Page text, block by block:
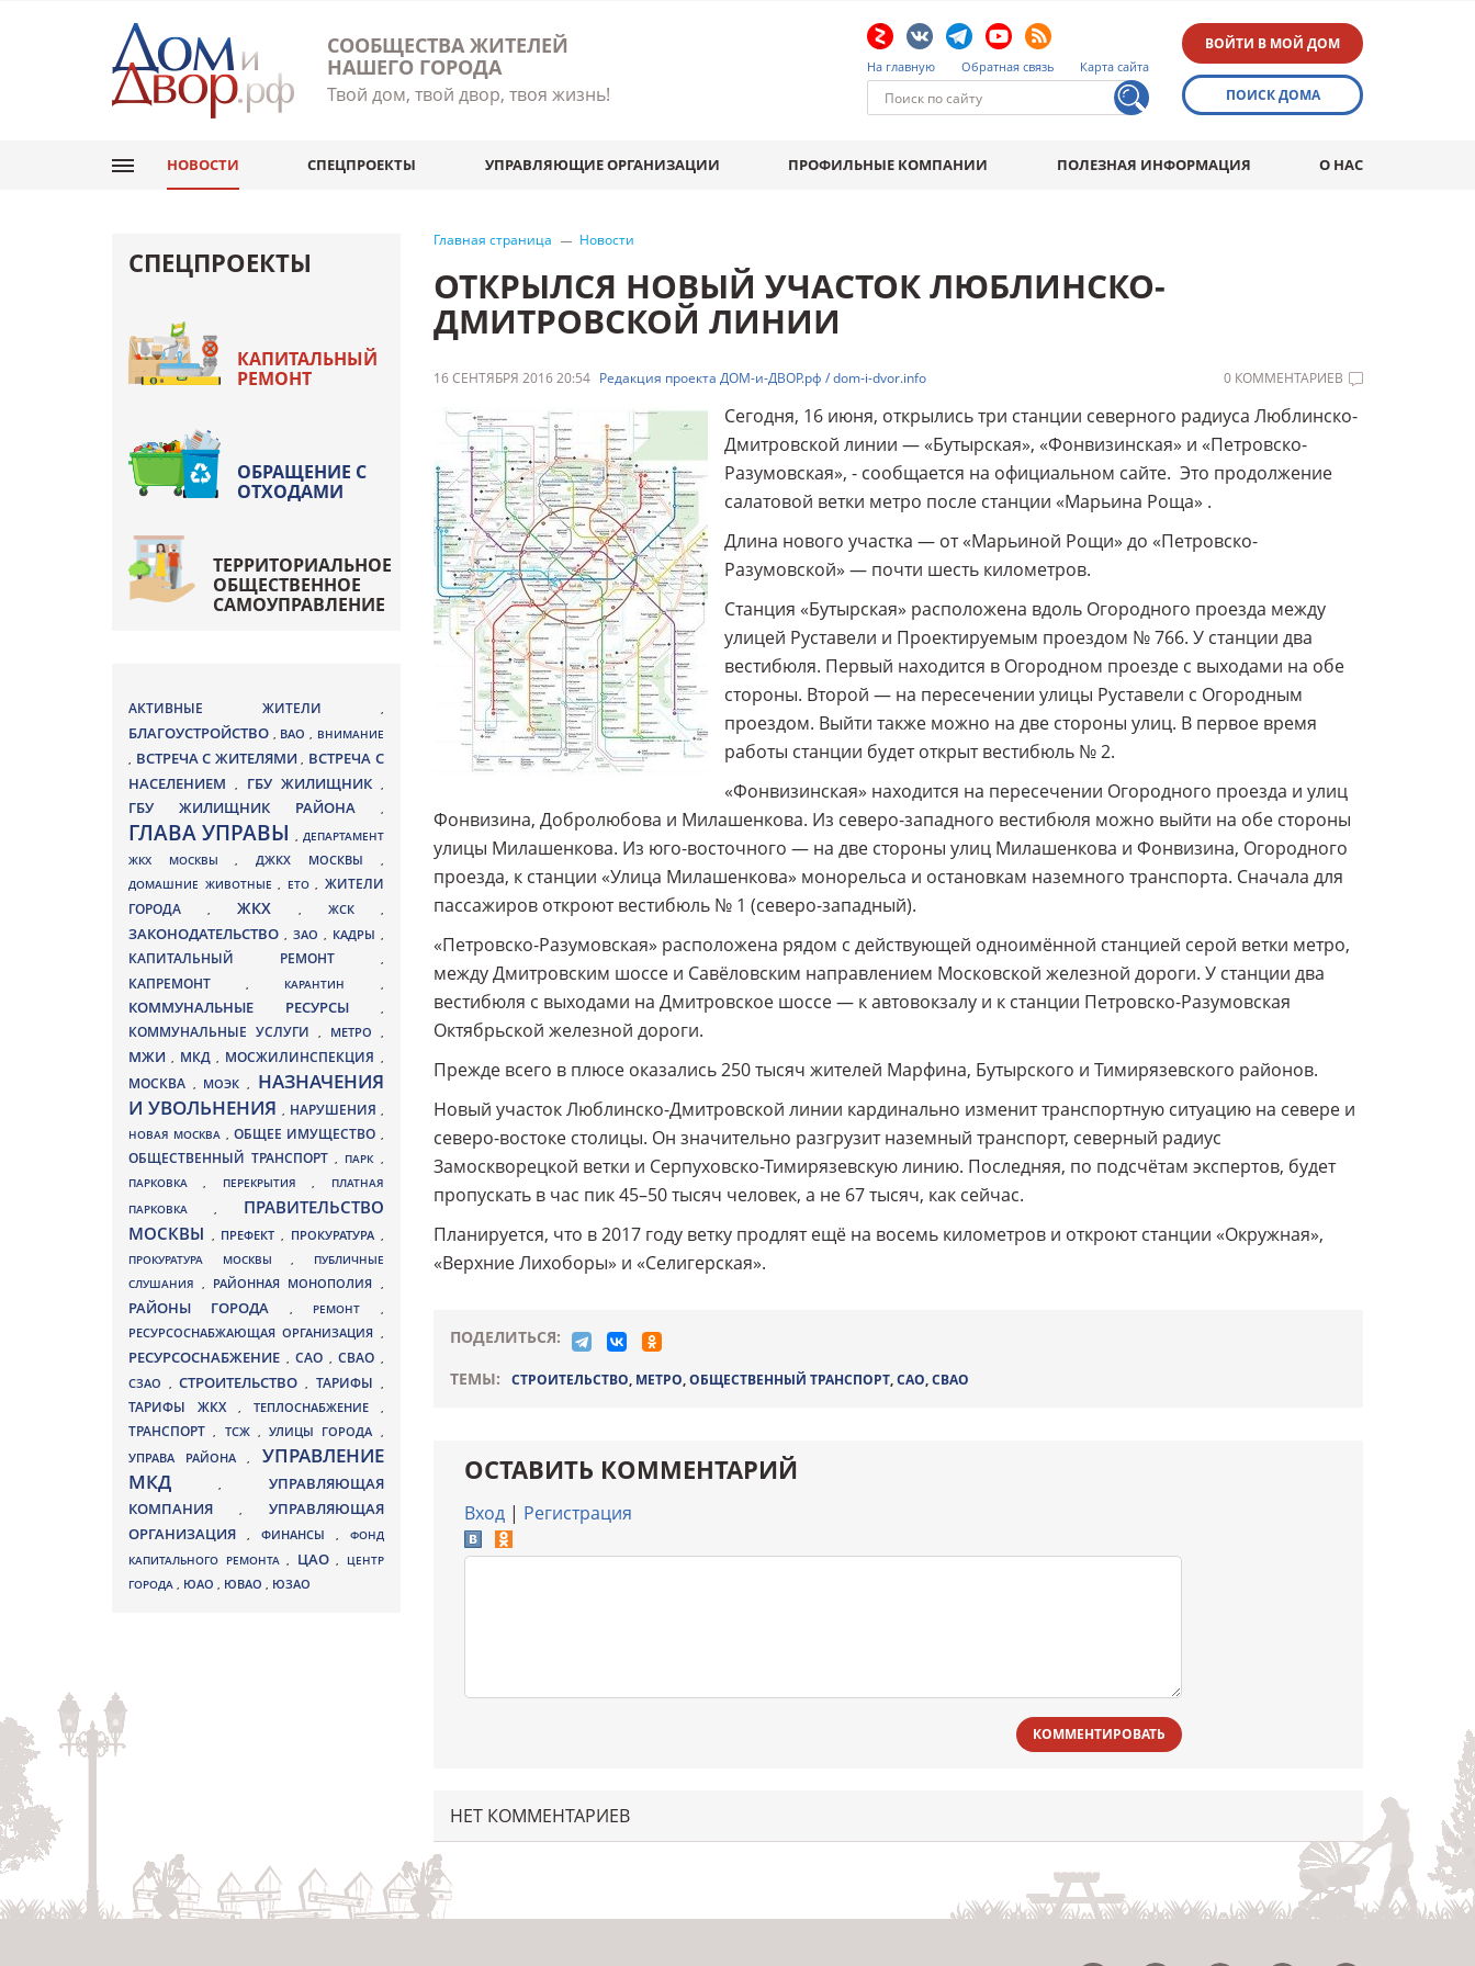
СООБЩЕСТВА ЖИТЕЛЕЙ
НАШЕГО ГОРОДА
Твой дом, твой двор, твоя жизнь!
На главную Обратная связь Карта сайта
ВОЙТИ В МОЙ ДОМ
ПОИСК ДОМА
НОВОСТИ СПЕЦПРОЕКТЫ УПРАВЛЯЮЩИЕ ОРГАНИЗАЦИИ ПРОФИЛЬНЫЕ КОМПАНИИ ПОЛЕЗНАЯ ИНФОРМАЦИЯ О НАС
Главная страница Новости
ОТКРЫЛСЯ НОВЫЙ УЧАСТОК ЛЮБЛИНСКО-
ДМИТРОВСКОЙ ЛИНИИ
16 СЕНТЯБРЯ 2016 20:54 Редакция проекта ДОМ-и-ДВОР.рф / dom-i-dvor.info 0 КОММЕНТАРИЕВ
Сегодня, 16 июня, открылись три станции северного радиуса Люблинско-
Дмитровской линии — «Бутырская», «Фонвизинская» и «Петровско-
Разумовская», - сообщается на официальном сайте. Это продолжение
салатовой ветки метро после станции «Марьина Роща» .
Длина нового участка — от «Марьиной Рощи» до «Петровско-
Разумовской» — почти шесть километров.
Станция «Бутырская» расположена вдоль Огородного проезда между
улицей Руставели и Проектируемым проездом № 766. У станции два
вестибюля. Первый находится в Огородном проезде с выходами на обе
стороны. Второй — на пересечении улицы Руставели с Огородным
проездом. Выйти также можно на две стороны улиц. В первое время
работы станции будет открыт вестибюль № 2.
«Фонвизинская» находится на пересечении Огородного проезда и улиц
Фонвизина, Добролюбова и Милашенкова. Из северо-западного вестибюля можно выйти на обе стороны
улицы Милашенкова. Из юго-восточного — на две стороны улиц Милашенкова и Фонвизина, Огородного
проезда, к станции «Улица Милашенкова» монорельса и остановкам наземного транспорта. Сначала для
пассажиров откроют вестибюль № 1 (северо-западный).
«Петровско-Разумовская» расположена рядом с действующей одноимённой станцией серой ветки метро,
между Дмитровским шоссе и Савёловским направлением Московской железной дороги. У станции два
вестибюля с выходами на Дмитровское шоссе — к автовокзалу и к станции Петровско-Разумовская
Октябрьской железной дороги.
Прежде всего в плюсе оказались 250 тысяч жителей Марфина, Бутырского и Тимирязевского районов.
Новый участок Люблинско-Дмитровской линии кардинально изменит транспортную ситуацию на севере и
северо-востоке столицы. Он значительно разгрузит наземный транспорт, северный радиус
Замоскворецкой ветки и Серпуховско-Тимирязевскую линию. Последняя, по подсчётам экспертов, будет
пропускать в час пик 45–50 тысяч человек, а не 67 тысяч, как сейчас.
Планируется, что в 2017 году ветку продлят ещё на восемь километров и откроют станции «Окружная»,
«Верхние Лихоборы» и «Селигерская».
ПОДЕЛИТЬСЯ:
ТЕМЫ:
СТРОИТЕЛЬСТВО, МЕТРО,ОБЩЕСТВЕННЫЙ ТРАНСПОРТ,САО,СВАО
ОСТАВИТЬ КОММЕНТАРИЙ
Вход| Регистрация
КОММЕНТИРОВАТЬ
НЕТ КОММЕНТАРИЕВ
СПЕЦПРОЕКТЫ
КАПИТАЛЬНЫЙ
РЕМОНТ
ОБРАЩЕНИЕ С
ОТХОДАМИ
ТЕРРИТОРИАЛЬНОЕ
ОБЩЕСТВЕННОЕ
САМОУПРАВЛЕНИЕ
АКТИВНЫЕ ЖИТЕЛИ ,
БЛАГОУСТРОЙСТВО , ВАО , ВНИМАНИЕ
, ВСТРЕЧА С ЖИТЕЛЯМИ, ВСТРЕЧА С
НАСЕЛЕНИЕМ
, ГБУ ЖИЛИЩНИК ,
ГБУ ЖИЛИЩНИК РАЙОНА ,
ГЛАВА УПРАВЫ, ДЕПАРТАМЕНТ
ЖКХ МОСКВЫ,ДЖКХ МОСКВЫ ,
ДОМАШНИЕ ЖИВОТНЫЕ , ЕТО , ЖИТЕЛИ
ГОРОДА
, ЖКХ , ЖСК ,
ЗАКОНОДАТЕЛЬСТВО , ЗАО , КАДРЫ ,
КАПИТАЛЬНЫЙ РЕМОНТ ,
КАПРЕМОНТ , КАРАНТИН ,
КОММУНАЛЬНЫЕ РЕСУРСЫ ,
КОММУНАЛЬНЫЕ УСЛУГИ , МЕТРО ,
МЖИ, МКД , МОСЖИЛИНСПЕКЦИЯ ,
МОСКВА , МОЭК ,
НАЗНАЧЕНИЯ
И УВОЛЬНЕНИЯ , НАРУШЕНИЯ ,
НОВАЯ МОСКВА , ОБЩЕЕ ИМУЩЕСТВО ,
ОБЩЕСТВЕННЫЙ ТРАНСПОРТ, ПАРК ,
ПАРКОВКА, ПЕРЕКРЫТИЯ,
ПЛАТНАЯ
ПАРКОВКА ,
ПРАВИТЕЛЬСТВО
МОСКВЫ , ПРЕФЕКТ, ПРОКУРАТУРА ,
ПРОКУРАТУРА МОСКВЫ ,
ПУБЛИЧНЫЕ
СЛУШАНИЯ, РАЙОННАЯ МОНОПОЛИЯ ,
РАЙОНЫ ГОРОДА , РЕМОНТ ,
РЕСУРСОСНАБЖАЮЩАЯ ОРГАНИЗАЦИЯ ,
РЕСУРСОСНАБЖЕНИЕ , САО , СВАО ,
СЗАО ,СТРОИТЕЛЬСТВО, ТАРИФЫ ,
ТАРИФЫ ЖКХ , ТЕПЛОСНАБЖЕНИЕ ,
ТРАНСПОРТ, ТСЖ , УЛИЦЫ ГОРОДА ,
УПРАВА РАЙОНА, УПРАВЛЕНИЕ
МКД, УПРАВЛЯЮЩАЯ
КОМПАНИЯ
, УПРАВЛЯЮЩАЯ
ОРГАНИЗАЦИЯ
, ФИНАНСЫ , ФОНД
КАПИТАЛЬНОГО РЕМОНТА , ЦАО ,
ЦЕНТР
ГОРОДА , ЮАО , ЮВАО , ЮЗАО